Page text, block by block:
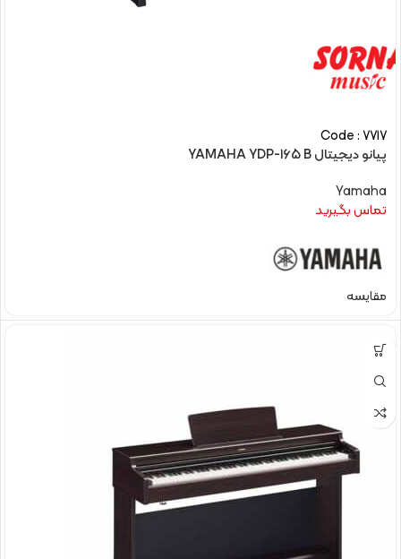
Code : 7717
پیانو دیجیتال YAMAHA YDP-165 B
Yamaha
تماس بگیرید
مقایسه